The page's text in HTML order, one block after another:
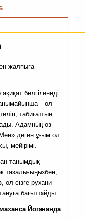
жалпыға
белгіленеді:
– ол
табиғаттың
Адамның өз
деген ұғым ол
мейірімі.
танымдық
тазалығыңызбен,
ол сізге рухани
бағыттайды.
Йогананда